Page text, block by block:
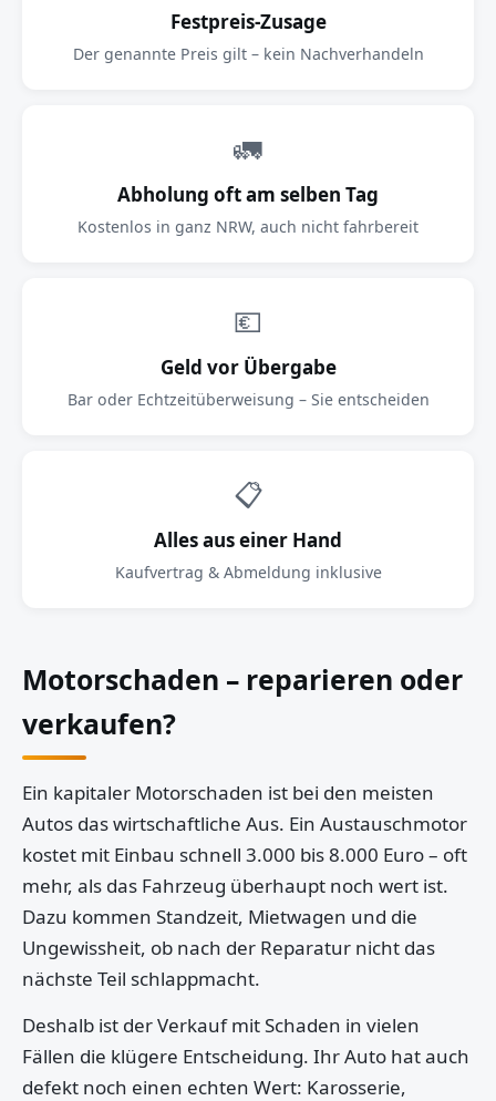
Festpreis-Zusage
Der genannte Preis gilt – kein Nachverhandeln
🚛
Abholung oft am selben Tag
Kostenlos in ganz NRW, auch nicht fahrbereit
💶
Geld vor Übergabe
Bar oder Echtzeitüberweisung – Sie entscheiden
📋
Alles aus einer Hand
Kaufvertrag & Abmeldung inklusive
Motorschaden – reparieren oder
verkaufen?
Ein kapitaler Motorschaden ist bei den meisten
Autos das wirtschaftliche Aus. Ein Austauschmotor
kostet mit Einbau schnell 3.000 bis 8.000 Euro – oft
mehr, als das Fahrzeug überhaupt noch wert ist.
Dazu kommen Standzeit, Mietwagen und die
Ungewissheit, ob nach der Reparatur nicht das
nächste Teil schlappmacht.
Deshalb ist der Verkauf mit Schaden in vielen
Fällen die klügere Entscheidung. Ihr Auto hat auch
defekt noch einen echten Wert: Karosserie,